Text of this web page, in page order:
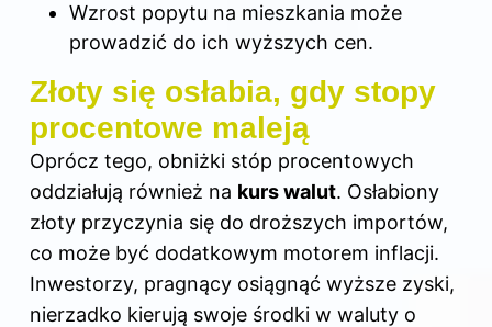
Wzrost popytu na mieszkania może
prowadzić do ich wyższych cen.
Złoty się osłabia, gdy stopy
procentowe maleją
Oprócz tego, obniżki stóp procentowych
oddziałują również na kurs walut. Osłabiony
złoty przyczynia się do droższych importów,
co może być dodatkowym motorem inflacji.
Inwestorzy, pragnący osiągnąć wyższe zyski,
nierzadko kierują swoje środki w waluty o